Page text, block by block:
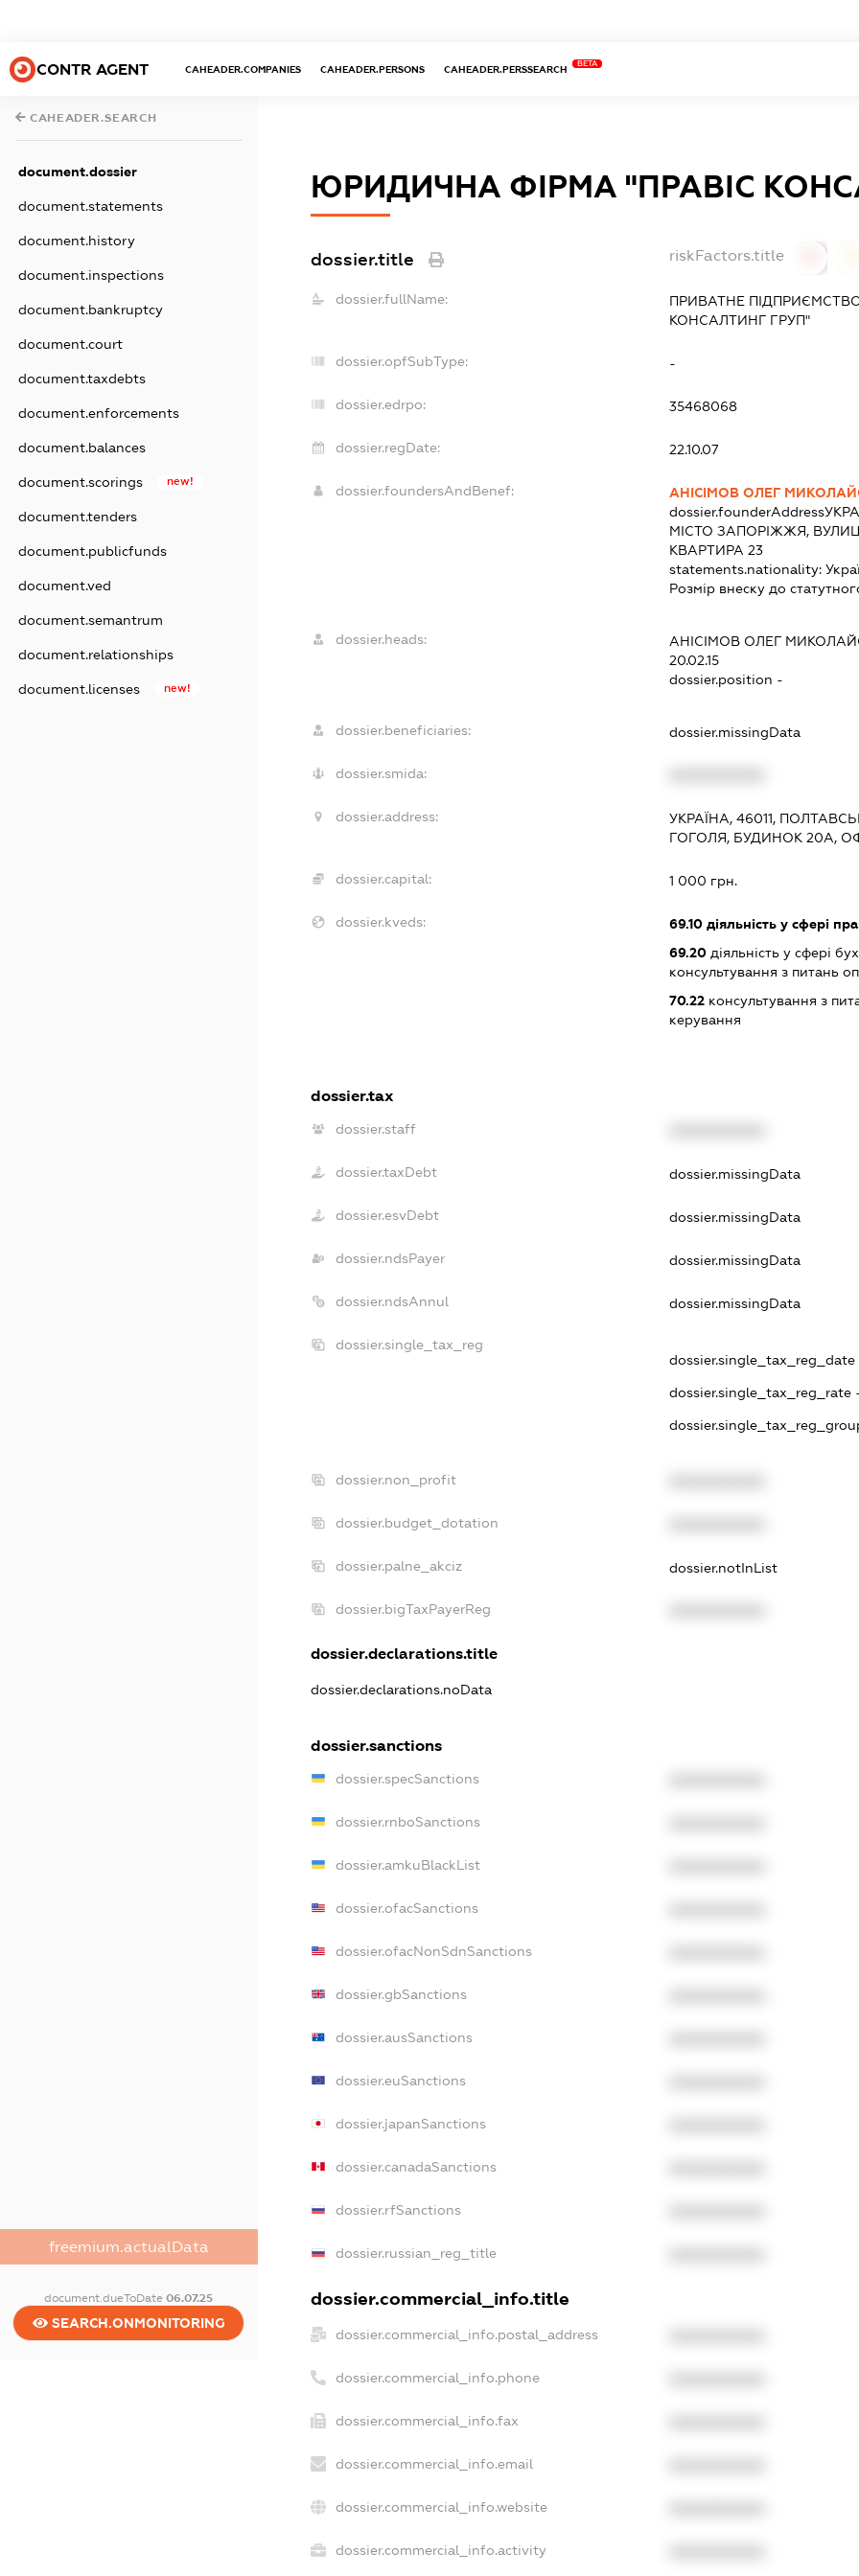
CONTR AGENT CAHEADER.COMPANIES CAHEADER.PERSONS CAHEADER.PERSSEARCH
BETA
CAHEADER.SEARCH
document.dossier
document.statements
document.history
document.inspections
document.bankruptcy
document.court
document.taxdebts
document.enforcements
document.balances
document.scorings new!
document.tenders
document.publicfunds
document.ved
document.semantrum
document.relationships
document.licenses new!
freemium.actualData
document.dueToDate06.07.25
SEARCH.ONMONITORING
ЮРИДИЧНА ФІРМА "ПРАВІС
dossier.title riskFactors.title
dossier.fullName:
ПРИВАТНЕ
КОНСАЛТИНГ ГРУП"
dossier.opfSubType: -
dossier.edrpo: 35468068
dossier.regDate: 22.10.07
dossier.foundersAndBenef:
АНІСІМОВ ОЛЕГ
dossier.founderAddress
МІСТО ЗАПОРІЖЖЯ,
КВАРТИРА 23
statements.nationality:
Розмір внеску до
dossier.heads: АНІСІМОВ ОЛЕГ
20.02.15
dossier.position -
dossier.beneficiaries: dossier.missingData
dossier.smida:
dossier.address:
УКРАЇНА, 46011,
ГОГОЛЯ, БУДИНОК 20А,
dossier.capital: 1 000 грн.
dossier.kveds: 69.10діяльність у сфері
69.20діяльність у сфері
консультування з питань
70.22консультування з
керування
dossier.tax
dossier.staff
dossier.taxDebt dossier.missingData
dossier.esvDebt dossier.missingData
dossier.ndsPayer dossier.missingData
dossier.ndsAnnul dossier.missingData
dossier.single_tax_reg
dossier.single_tax_reg_date -
dossier.single_tax_reg_rate
dossier.non_profit
dossier.budget_dotation
dossier.palne_akciz dossier.notInList
dossier.bigTaxPayerReg
dossier.declarations.title
dossier.declarations.noData
dossier.sanctions
dossier.specSanctions
dossier.rnboSanctions
dossier.amkuBlackList
dossier.ofacSanctions
dossier.ofacNonSdnSanctions
dossier.gbSanctions
dossier.ausSanctions
dossier.euSanctions
dossier.japanSanctions
dossier.canadaSanctions
dossier.rfSanctions
dossier.russian_reg_title
dossier.commercial_info.title
dossier.commercial_info.postal_address
dossier.commercial_info.phone
dossier.commercial_info.fax
dossier.commercial_info.email
dossier.commercial_info.website
dossier.commercial_info.activity